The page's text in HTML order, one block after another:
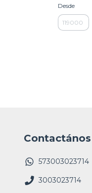
Desde
Contactános
573003023714
3003023714